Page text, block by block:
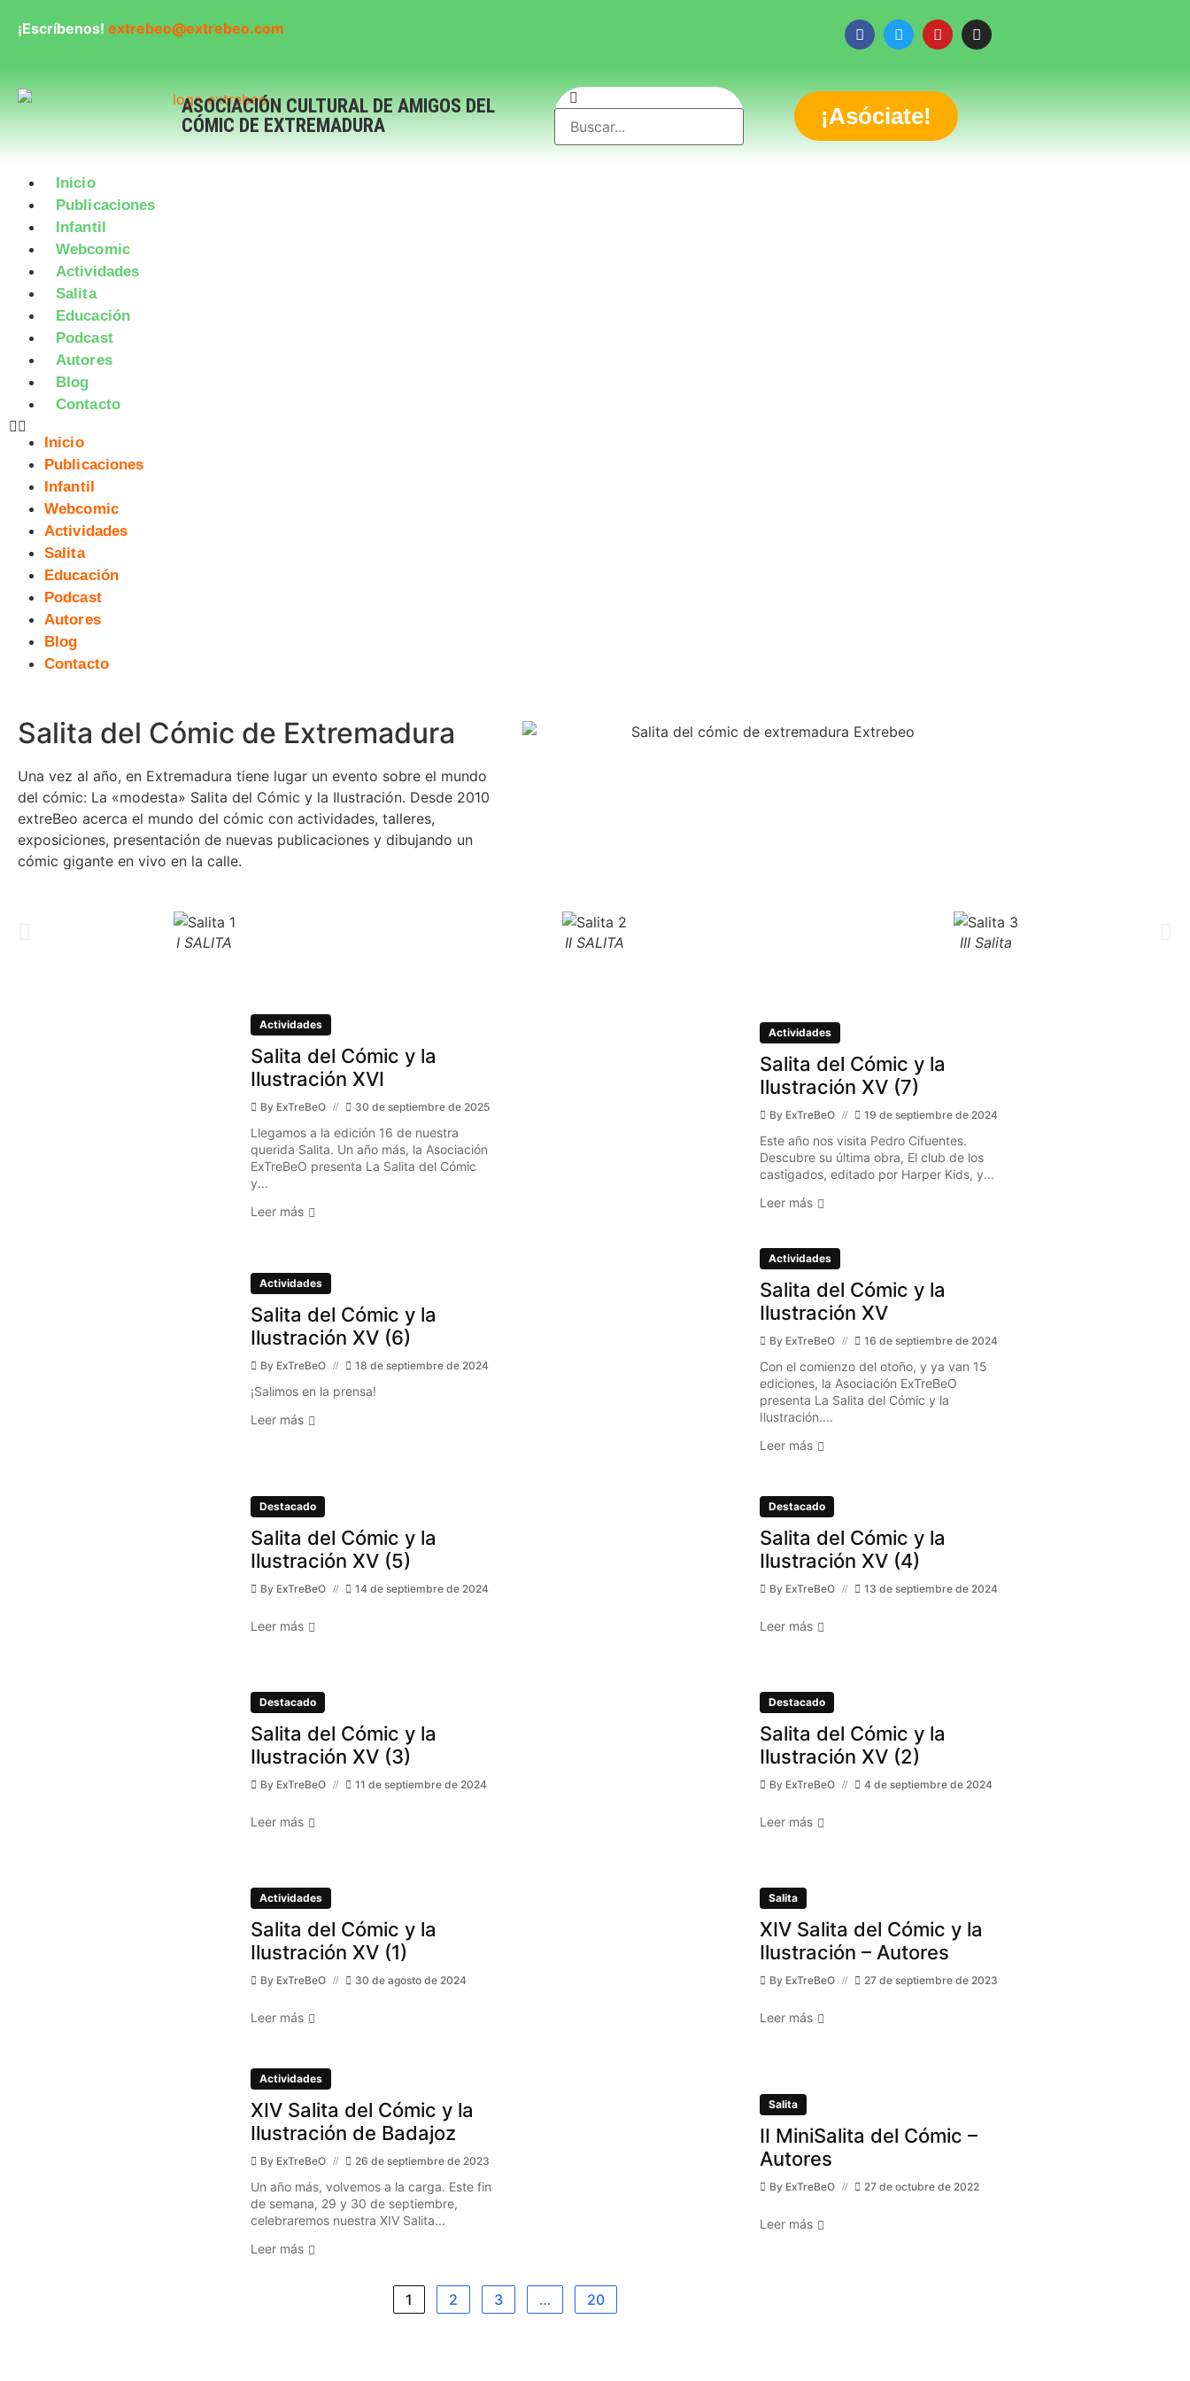
¡Escríbenos! extrebeo@extrebeo.com
ASOCIACIÓN CULTURAL DE AMIGOS DEL
CÓMIC DE EXTREMADURA
¡Asóciate!
Inicio
Publicaciones
Infantil
Webcomic
Actividades
Salita
Educación
Podcast
Autores
Blog
Contacto
Inicio
Publicaciones
Infantil
Webcomic
Actividades
Salita
Educación
Podcast
Autores
Blog
Contacto
Salita del Cómic de Extremadura
Una vez al año, en Extremadura tiene lugar un evento sobre el mundo
del cómic: La «modesta» Salita del Cómic y la Ilustración. Desde 2010
extreBeo acerca el mundo del cómic con actividades, talleres,
exposiciones, presentación de nuevas publicaciones y dibujando un
cómic gigante en vivo en la calle.
I SALITA II SALITA III Salita
Actividades
Salita del Cómic y la
Ilustración XVI
By ExTreBeO 30 de septiembre de 2025
Llegamos a la edición 16 de nuestra
querida Salita. Un año más, la Asociación
ExTreBeO presenta La Salita del Cómic
y...
Leer más
Actividades
Salita del Cómic y la
Ilustración XV (7)
By ExTreBeO 19 de septiembre de 2024
Este año nos visita Pedro Cifuentes.
Descubre su última obra, El club de los
castigados, editado por Harper Kids, y...
Leer más
Actividades
Salita del Cómic y la
Ilustración XV (6)
By ExTreBeO 18 de septiembre de 2024
¡Salimos en la prensa!
Leer más
Actividades
Salita del Cómic y la
Ilustración XV
By ExTreBeO 16 de septiembre de 2024
Con el comienzo del otoño, y ya van 15
ediciones, la Asociación ExTreBeO
presenta La Salita del Cómic y la
Ilustración....
Leer más
Destacado
Salita del Cómic y la
Ilustración XV (5)
By ExTreBeO 14 de septiembre de 2024
Leer más
Destacado
Salita del Cómic y la
Ilustración XV (4)
By ExTreBeO 13 de septiembre de 2024
Leer más
Destacado
Salita del Cómic y la
Ilustración XV (3)
By ExTreBeO 11 de septiembre de 2024
Leer más
Destacado
Salita del Cómic y la
Ilustración XV (2)
By ExTreBeO 4 de septiembre de 2024
Leer más
Actividades
Salita del Cómic y la
Ilustración XV (1)
By ExTreBeO 30 de agosto de 2024
Leer más
Salita
XIV Salita del Cómic y la
Ilustración – Autores
By ExTreBeO 27 de septiembre de 2023
Leer más
Actividades
XIV Salita del Cómic y la
Ilustración de Badajoz
By ExTreBeO 26 de septiembre de 2023
Un año más, volvemos a la carga. Este fin
de semana, 29 y 30 de septiembre,
celebraremos nuestra XIV Salita...
Leer más
Salita
II MiniSalita del Cómic –
Autores
By ExTreBeO 27 de octubre de 2022
Leer más
1 2 3 … 20